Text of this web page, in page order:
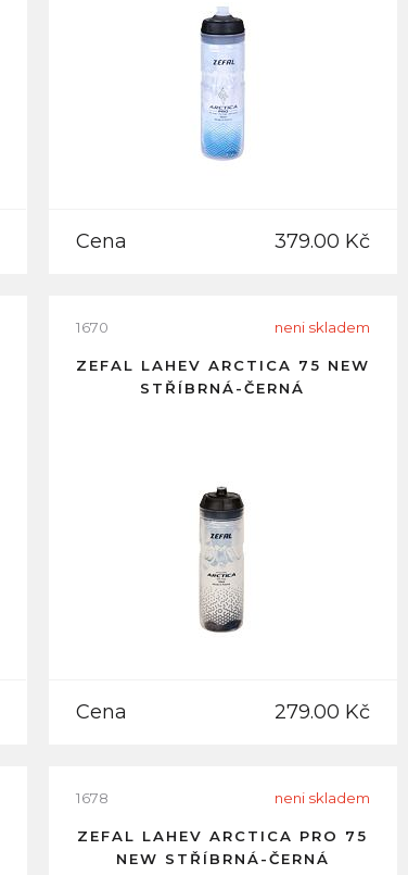
Cena 379.00 Kč
1670 neni skladem
ZEFAL LAHEV ARCTICA 75 NEW
STŘÍBRNÁ-ČERNÁ
Cena 279.00 Kč
1678 neni skladem
ZEFAL LAHEV ARCTICA PRO 75
NEW STŘÍBRNÁ-ČERNÁ